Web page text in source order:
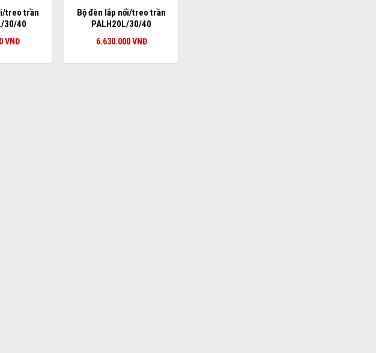
treo trần
30/40
VNĐ
Bộ đèn lắp nổi/treo trần
PALH20L/30/40
6.630.000VNĐ